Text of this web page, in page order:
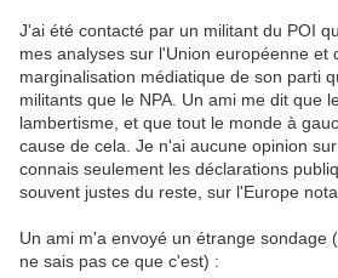
J'ai été contacté par un militant du POI
mes analyses sur l'Union européenne et
marginalisation médiatique de son parti
militants que le NPA. Un ami me dit que
lambertisme, et que tout le monde à
cause de cela. Je n'ai aucune opinion
connais seulement les déclarations
souvent justes du reste, sur l'Europe
Un ami m'a envoyé un étrange sondage
ne sais pas ce que c'est) :